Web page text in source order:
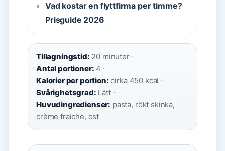
Vad kostar en flyttfirma per timme?
Prisguide 2026
Tillagningstid: 20 minuter ·
Antal portioner: 4 ·
Kalorier per portion: cirka 450 kcal ·
Svårighetsgrad: Lätt ·
Huvudingredienser: pasta, rökt skinka,
crème fraiche, ost